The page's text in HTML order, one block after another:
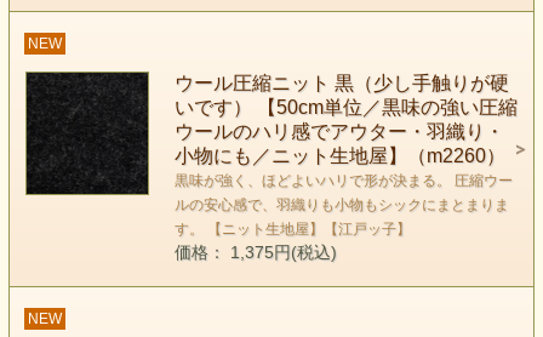
NEW
ウール圧縮ニット 黒（少し手触りが硬
いです） 【50cm単位／黒味の強い圧縮
ウールのハリ感でアウター・羽織り・
小物にも／ニット生地屋】（m2260）
黒味が強く、ほどよいハリで形が決まる。 圧縮ウー
ルの安心感で、羽織りも小物もシックにまとまりま
す。 【ニット生地屋】【江戸ッ子】
価格： 1,375円(税込)
NEW